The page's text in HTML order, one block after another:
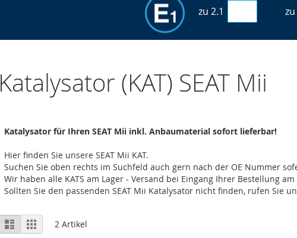
zu 2.1
Katalysator (KAT) SEAT Mii
Katalysator für Ihren SEAT Mii inkl. Anbaumaterial sofort lieferbar!
Hier finden Sie unsere SEAT Mii KAT.
Suchen Sie oben rechts im Suchfeld auch gern nach der OE Nummer
Wir haben alle KATS am Lager - Versand bei Eingang Ihrer Bestellung
Sollten Sie den passenden SEAT Mii Katalysator nicht finden, rufen Sie
Ansicht
als
Liste Raster
2 Artikel